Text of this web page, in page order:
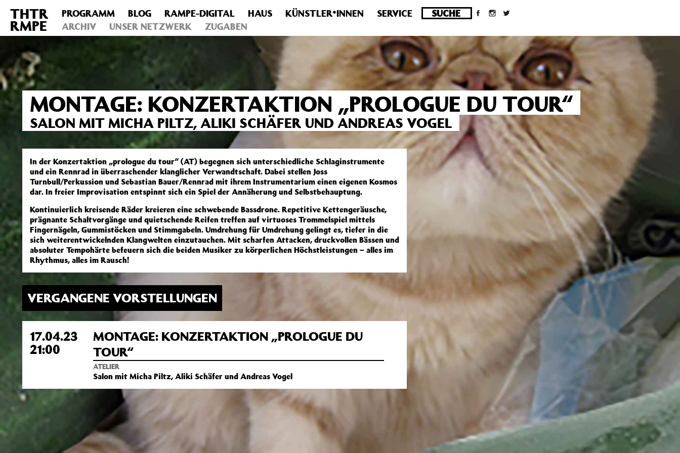
Deprecated : Die Funktion post_permalink ist seit Version 4.4.0 veraltet! Verwende stattdessen get_permalink(). in
/homepages/10/d43051023/htdocs/wordpress/wp-
includes/functions.phpon line6031
THTR
RMPE
PROGRAMM BLOG RAMPE-DIGITAL HAUS KÜNSTLER*INNEN
SERVICE
ARCHIV
UNSER NETZWERK ZUGABEN
MONTAGE: KONZERTAKTION „PROLOGUE DU TOUR“
SALON MIT MICHA PILTZ, ALIKI SCHÄFER UND ANDREAS VOGEL
In der Konzertaktion „prologue du tour“ (AT) begegnen sich unterschiedliche Schlaginstrumente
und ein Rennrad in überraschender klanglicher Verwandtschaft. Dabei stellen Joss
Turnbull/Perkussion und Sebastian Bauer/Rennrad mit ihrem Instrumentarium einen eigenen Kosmos
dar. In freier Improvisation entspinnt sich ein Spiel der Annäherung und Selbstbehauptung.
Kontinuierlich kreisende Räder kreieren eine schwebende Bassdrone. Repetitive Kettengeräusche,
prägnante Schaltvorgänge und quietschende Reifen treffen auf virtuoses Trommelspiel mittels
Fingernägeln, Gummistöcken und Stimmgabeln. Umdrehung für Umdrehung gelingt es, tiefer in die
sich weiterentwickelnden Klangwelten einzutauchen. Mit scharfen Attacken, druckvollen Bässen und
absoluter Tempohärte befeuern sich die beiden Musiker zu körperlichen Höchstleistungen – alles im
Rhythmus, alles im Rausch!
VERGANGENE VORSTELLUNGEN
17.04.23
21:00
MONTAGE: KONZERTAKTION „PROLOGUE DU
TOUR“
ATELIER
Salon mit Micha Piltz, Aliki Schäfer und Andreas Vogel